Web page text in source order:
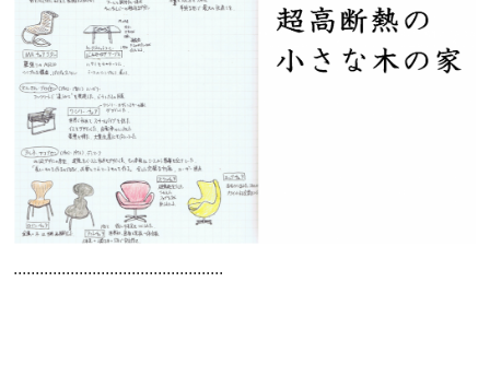
................................................